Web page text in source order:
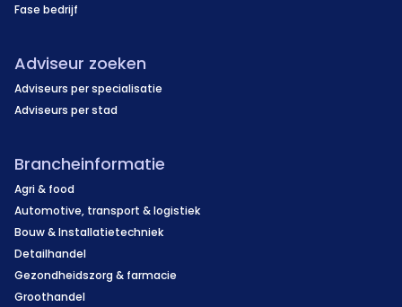
Fase bedrijf
Adviseur zoeken
Adviseurs per specialisatie
Adviseurs per stad
Brancheinformatie
Agri & food
Automotive, transport & logistiek
Bouw & Installatietechniek
Detailhandel
Gezondheidszorg & farmacie
Groothandel